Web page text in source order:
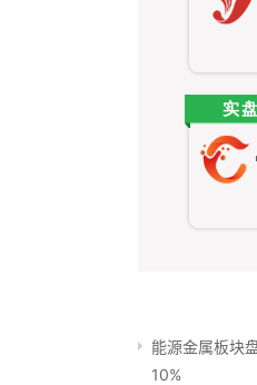
能源金属板块
10%